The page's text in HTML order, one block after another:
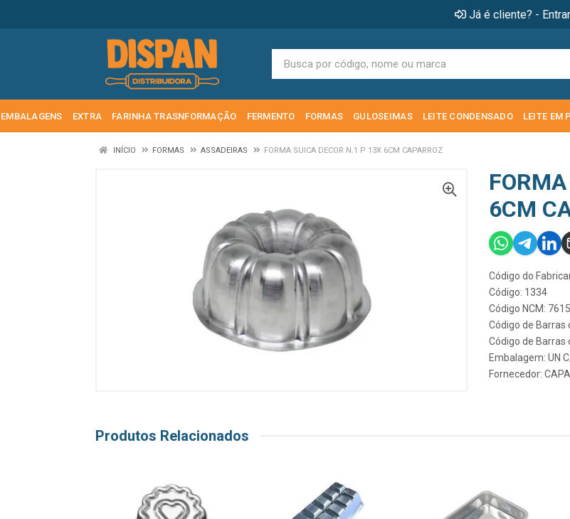
Já é cliente? - Entrar
EMBALAGENS EXTRA FARINHA TRASNFORMAÇÃO FERMENTO FORMAS GULOSEIMAS LEITE CONDENSADO LEITE EM
INÍCIO FORMAS ASSADEIRAS FORMA SUICA DECOR N.1 P 13X 6CM CAPARROZ
6CM
Código do
Código: 1334
Código NCM:
Código de Barras
Código de Barras
Embalagem: UN
Fornecedor:
Produtos Relacionados